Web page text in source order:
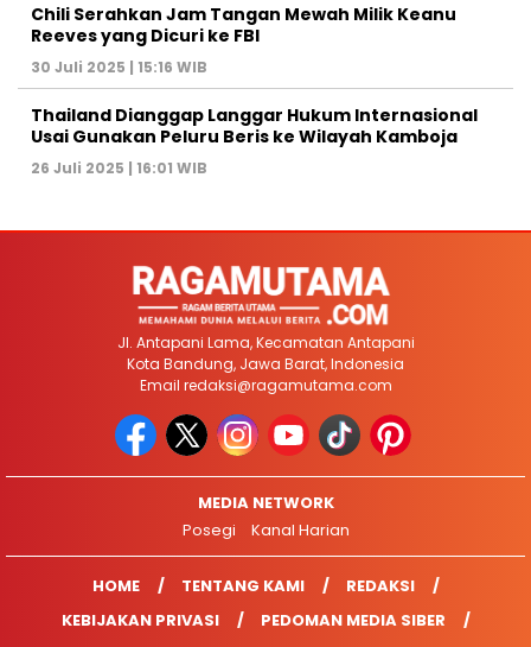
Chili Serahkan Jam Tangan Mewah Milik Keanu
Reeves yang Dicuri ke FBI
30 Juli 2025 | 15:16 WIB
Thailand Dianggap Langgar Hukum Internasional
Usai Gunakan Peluru Beris ke Wilayah Kamboja
26 Juli 2025 | 16:01 WIB
Jl. Antapani Lama, Kecamatan Antapani
Kota Bandung, Jawa Barat, Indonesia
Email redaksi@ragamutama.com
MEDIA NETWORK
Posegi
Kanal Harian
HOME TENTANG KAMI
REDAKSI
KEBIJAKAN PRIVASI
PEDOMAN MEDIA SIBER